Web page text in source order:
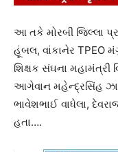
આ તકે મોરબી જિલ્લા
હૂંબલ, વાંકાનેર TPEO
શિક્ષક સંઘના મહામંત્રી
આગેવાન મહેન્દ્રસિંહ
ભાવેશભાઈ વાધેલા,
હતા….